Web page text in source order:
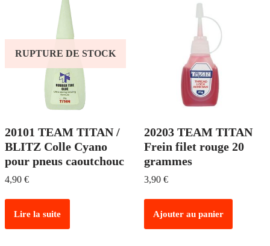
RUPTURE DE STOCK
20101 TEAM TITAN /
BLITZ Colle Cyano
pour pneus caoutchouc
4,90 €
Lire la suite
20203 TEAM TITAN
Frein filet rouge 20
grammes
3,90 €
Ajouter au panier